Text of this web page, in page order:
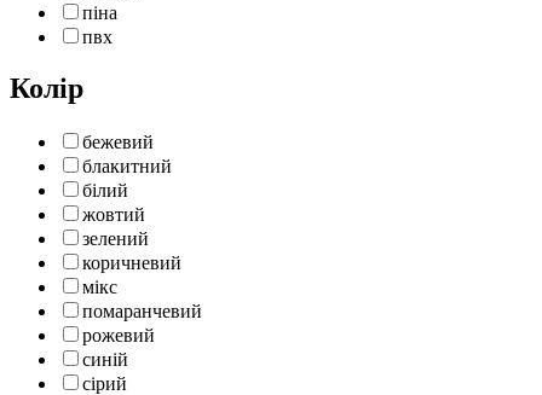
піна
пвх
Колір
бежевий
блакитний
білий
жовтий
зелений
коричневий
мікс
помаранчевий
рожевий
синій
сірий